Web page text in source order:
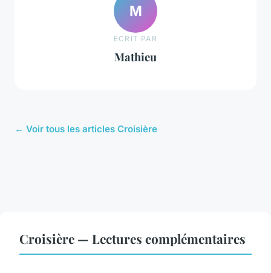
M
ECRIT PAR
Mathieu
← Voir tous les articles Croisière
Croisière — Lectures complémentaires